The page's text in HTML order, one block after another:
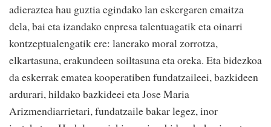
adieraztea hau guztia egindako lan eskergaren emaitza
dela, bai eta izandako enpresa talentuagatik eta oinarri
kontzeptualengatik ere: lanerako moral zorrotza,
elkartasuna, erakundeen soiltasuna eta oreka. Eta bidezkoa
da eskerrak ematea kooperatiben fundatzaileei, bazkideen
ardurari, hildako bazkideei eta Jose Maria
Arizmendiarrietari, fundatzaile bakar legez, inor